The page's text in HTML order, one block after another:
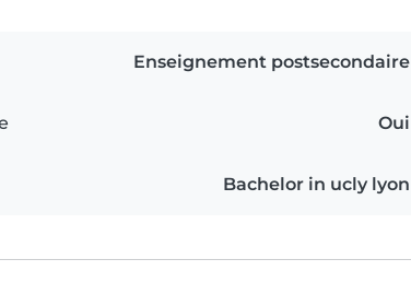
Enseignement postsecondaire
Oui
Bachelor in ucly lyon